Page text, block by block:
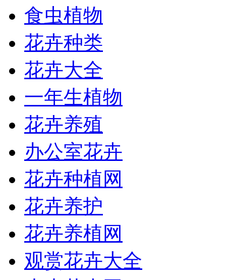
食虫植物
花卉种类
花卉大全
一年生植物
花卉养殖
办公室花卉
花卉种植网
花卉养护
花卉养植网
观赏花卉大全